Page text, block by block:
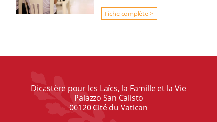
Fiche complète >
Dicastère pour les Laïcs, la Famille et la Vie
Palazzo San Calisto
00120 Cité du Vatican